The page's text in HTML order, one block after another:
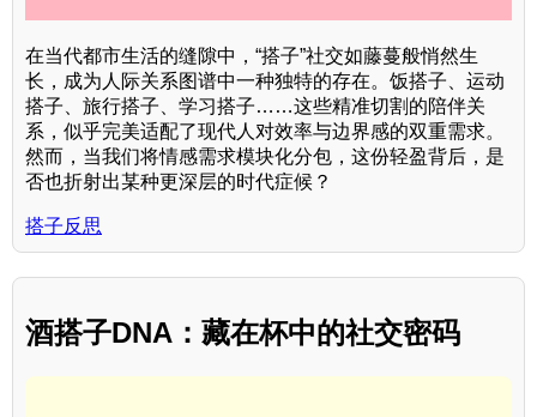
在当代都市生活的缝隙中，“搭子”社交如藤蔓般悄然生
长，成为人际关系图谱中一种独特的存在。饭搭子、运动
搭子、旅行搭子、学习搭子……这些精准切割的陪伴关
系，似乎完美适配了现代人对效率与边界感的双重需求。
然而，当我们将情感需求模块化分包，这份轻盈背后，是
否也折射出某种更深层的时代症候？
搭子反思
酒搭子DNA：藏在杯中的社交密码